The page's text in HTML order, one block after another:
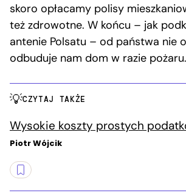
skoro opłacamy polisy
też zdrowotne. W końcu – jak
antenie Polsatu – od państwa nie
odbuduje nam dom w razie pożaru.
CZYTAJ TAKŻE
Wysokie koszty prostych
Piotr Wójcik